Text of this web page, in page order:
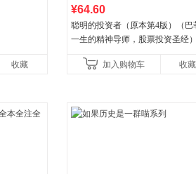
收藏
¥64.60
聪明的投资者（原本第4版）（巴
一生的精神导师，股票投资圣经
加入购物车 收藏